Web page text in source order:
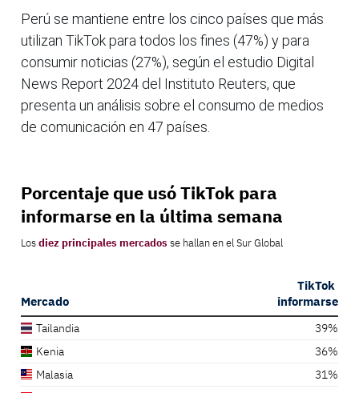
Perú se mantiene entre los cinco países que más
utilizan TikTok para todos los fines (47%) y para
consumir noticias (27%), según el estudio Digital
News Report 2024 del Instituto Reuters, que
presenta un análisis sobre el consumo de medios
de comunicación en 47 países.